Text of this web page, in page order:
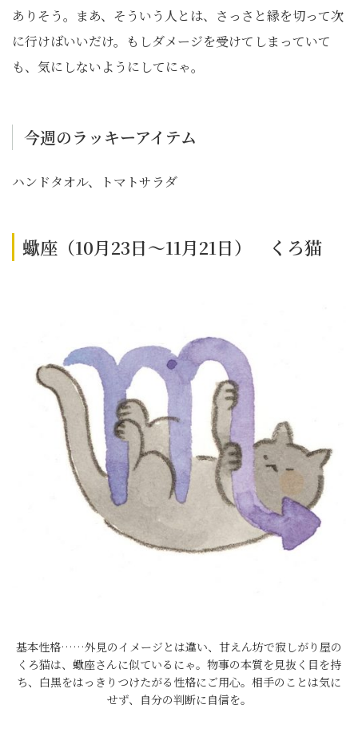
ありそう。まあ、そういう人とは、さっさと縁を切って次
に行けばいいだけ。もしダメージを受けてしまっていて
も、気にしないようにしてにゃ。
今週のラッキーアイテム
ハンドタオル、トマトサラダ
蠍座（10月23日～11月21日） くろ猫
基本性格……外見のイメージとは違い、甘えん坊で寂しがり屋の
くろ猫は、蠍座さんに似ているにゃ。物事の本質を見抜く目を持
ち、白黒をはっきりつけたがる性格にご用心。相手のことは気に
せず、自分の判断に自信を。